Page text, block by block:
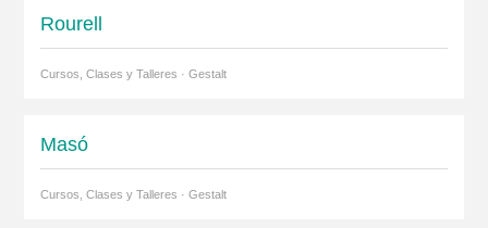
Rourell
Cursos, Clases y Talleres · Gestalt
Masó
Cursos, Clases y Talleres · Gestalt